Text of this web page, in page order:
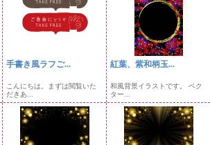
手書き風ラフご...
こんにちは。まずは閲覧いた
だきあ...
紅葉、紫和柄玉...
和風背景イラストです。 ベク
ター...